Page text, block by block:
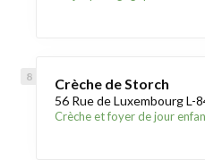
Crèche de Storch
56 Rue de Luxembourg L-
Crèche et foyer de jour